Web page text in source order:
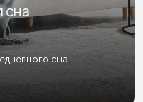
Кровати в стиле лофт
Кровати без изголовья
сна
сна